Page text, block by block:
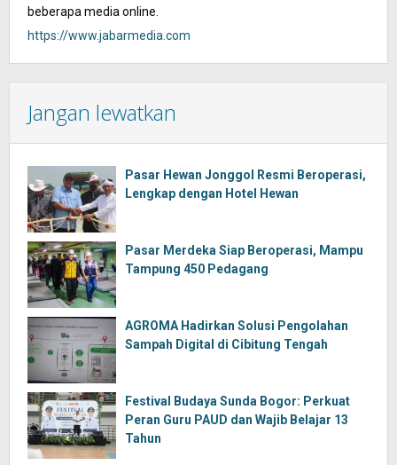
beberapa media online.
https://www.jabarmedia.com
Jangan lewatkan
Pasar Hewan Jonggol Resmi Beroperasi,
Lengkap dengan Hotel Hewan
Pasar Merdeka Siap Beroperasi, Mampu
Tampung 450 Pedagang
AGROMA Hadirkan Solusi Pengolahan
Sampah Digital di Cibitung Tengah
Festival Budaya Sunda Bogor: Perkuat
Peran Guru PAUD dan Wajib Belajar 13
Tahun